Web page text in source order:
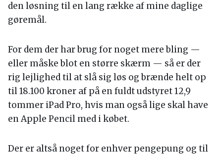
den løsning til en lang række af mine daglige
gøremål.
For dem der har brug for noget mere bling —
eller måske blot en større skærm — så er der
rig lejlighed til at slå sig løs og brænde helt op
til 18.100 kroner af på en fuldt udstyret 12,9
tommer iPad Pro, hvis man også lige skal have
en Apple Pencil med i købet.
Der er altså noget for enhver pengepung og til